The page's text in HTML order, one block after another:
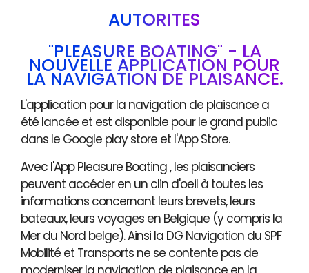
AUTORITÉS
"PLEASURE BOATING" - LA
NOUVELLE APPLICATION POUR
LA NAVIGATION DE PLAISANCE.
L'application pour la navigation de plaisance a
été lancée et est disponible pour le grand public
dans le Google play store et l'App Store.
Avec l'App Pleasure Boating , les plaisanciers
peuvent accéder en un clin d'oeil à toutes les
informations concernant leurs brevets, leurs
bateaux, leurs voyages en Belgique (y compris la
Mer du Nord belge). Ainsi la DG Navigation du SPF
Mobilité et Transports ne se contente pas de